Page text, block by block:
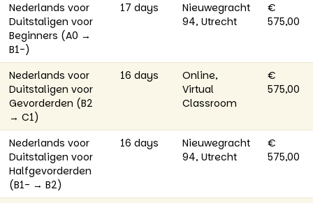
Nederlands voor
Duitstaligen voor
Beginners (A0 →
B1-)
17 days
Nieuwegracht
94, Utrecht
€
575,00
Nederlands voor
Duitstaligen voor
Gevorderden (B2
→ C1)
16 days
Online,
Virtual
Classroom
€
575,00
Nederlands voor
Duitstaligen voor
Halfgevorderden
(B1- → B2)
16 days
Nieuwegracht
94, Utrecht
€
575,00